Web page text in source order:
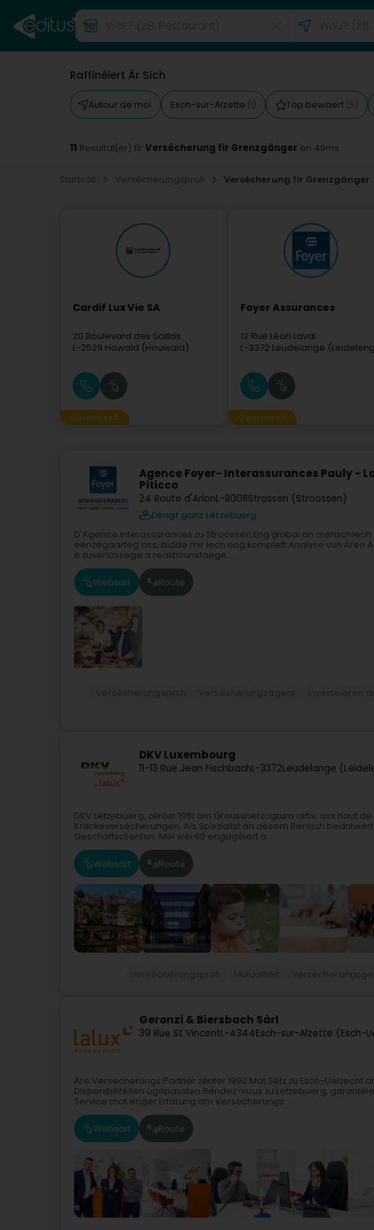
Raffinéiert Är Sich
Autour de moi Esch-sur-Alzette (1) Top bewäert (5)
11 Resultat(er) fir Versécherung fir Grenzgänger en 49ms
Startsäit Versécherungsprofi Versécherung fir Grenzgänger
Cardif Lux Vie SA
20 Boulevard des Scillas
L-2529 Howald (Houwald)
Gesponsert
Foyer Assurances
12 Rue Léon Laval
L-3372 Leudelange
Gesponsert
Agence Foyer- Interassurances Pauly -
Piticco
24 Route d'ArlonL-8008Strassen (Stroossen)
Déngt ganz Lëtzebuerg
D'Agence Interassurances zu Stroossen:Eng global an
eenzegaarteg ass, bidde mir Iech eng komplett Analyse vun Ären
e zuverlässege a reaktiounsfäege...
Websäit Route
DKV Luxembourg
11-13 Rue Jean FischbachL-3372Leudelange
DKV Lëtzebuerg, zënter 1981 am Groussherzogtum aktiv, ass haut
Krankeversécherungen. Als Spezialist an dësem Beräich
Geschäftsclienten. Méi wéi 60 engagéiert a...
Websäit Route
Geronzi & Biersbach Sàrl
39 Rue St VincentL-4344Esch-sur-Alzette (Esch-
Äre Versécherungs Partner zënter 1990.Mat Sëtz zu Esch-Uelzecht
Disponibilitéiten ugepassten Rendez-vous zu Lëtzebuerg,
Service mat enger Erfarung am Versécherungs...
Websäit Route